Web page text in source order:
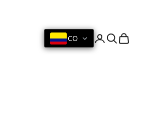
CO Iniciar sesión
Buscar
Cesta